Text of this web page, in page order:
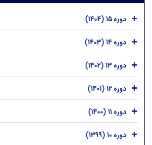
دوره 15 (1404)
دوره 14 (1403)
دوره 13 (1402)
دوره 12 (1401)
دوره 11 (1400)
دوره 10 (1399)